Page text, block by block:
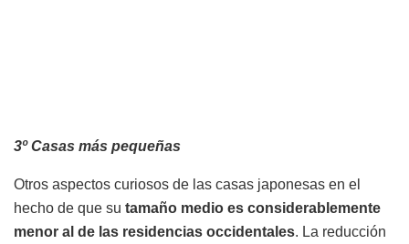
3º Casas más pequeñas
Otros aspectos curiosos de las casas japonesas en el
hecho de que su tamaño medio es considerablemente
menor al de las residencias occidentales. La reducción